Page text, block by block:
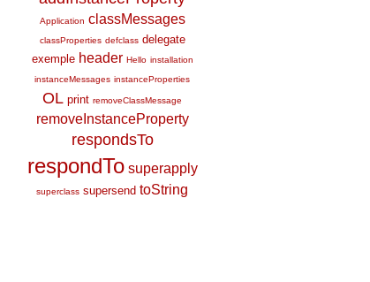
Application classMessages
classProperties defclass delegate
exemple header Hello installation
instanceMessages instanceProperties
OL print removeClassMessage
removeInstanceProperty
respondsTo
respondTo superapply
superclass supersend toString